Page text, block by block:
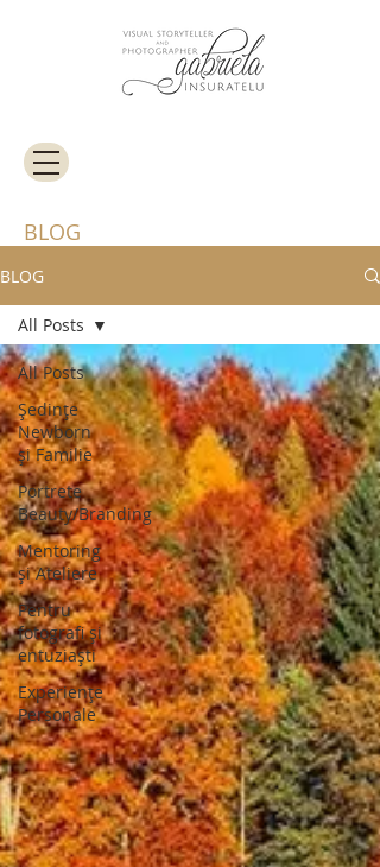
BLOG
BLOG
All Posts
Ședințe
Newborn
și Familie
Portrete
Beauty/Branding
Mentoring
și Ateliere
Pentru
fotografi și
entuziaști
Experiențe
Personale
All Posts